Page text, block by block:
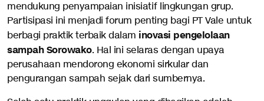
mendukung penyampaian inisiatif lingkungan grup.
Partisipasi ini menjadi forum penting bagi PT Vale untuk
berbagi praktik terbaik dalam inovasi pengelolaan
sampah Sorowako. Hal ini selaras dengan upaya
perusahaan mendorong ekonomi sirkular dan
pengurangan sampah sejak dari sumbernya.